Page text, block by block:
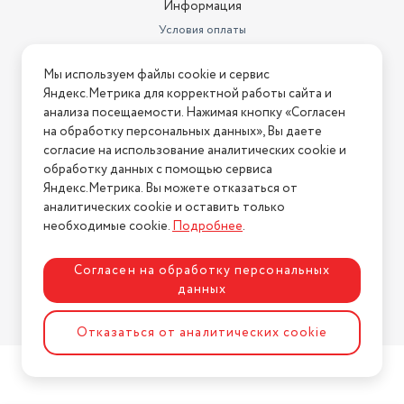
0.185
Объем товара в упаковке, в
литрах
184.538
Количество колес
2
Регулировка и настройки
Жесткость вилки
Модельный год
2021
Форма поставки
В разобранном виде
Задний переключатель
Shimano
Максимальный/минимальный
рост для велосипеда (см)
130-185
Информация
Условия оплаты
Условия возврата
Нашли ошибку на сайте? Напишите нам
2026 © Интернет-магазин "АстМаркет". У нас есть всё!
Политика конфиденциальности
Разработка сайтаASTDESIGN
Мы используем файлы cookie и сервис
Яндекс.Метрика для корректной работы сайта и
анализа посещаемости. Нажимая кнопку «Согласен
на обработку персональных данных», Вы даете
согласие на использование аналитических cookie и
обработку данных с помощью сервиса
Яндекс.Метрика. Вы можете отказаться от
аналитических cookie и оставить только
необходимые cookie.Подробнее.
Согласен на обработку персональных
данных
Отказаться от аналитических cookie